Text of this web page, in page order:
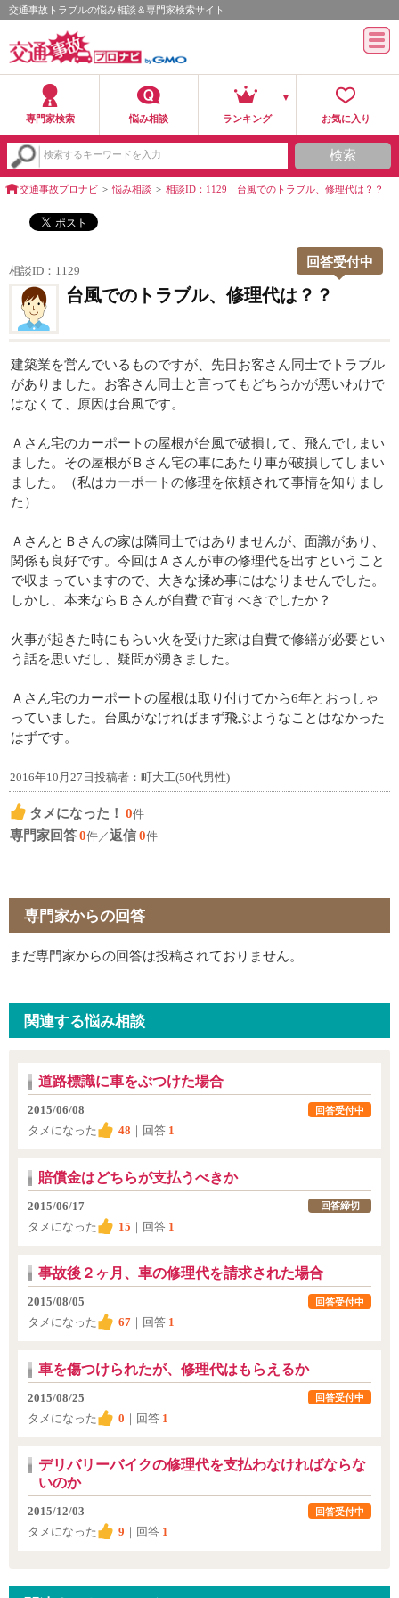
交通事故トラブルの悩み相談＆専門家検索サイト
専門家検索 悩み相談 ランキング お気に入り
検索するキーワードを入力 検索
交通事故プロナビ 悩み相談 相談ID：1129 台風でのトラブル、修理代は？？
相談ID：1129
回答受付中
台風でのトラブル、修理代は？？
建築業を営んでいるものですが、先日お客さん同士でトラブル
がありました。お客さん同士と言ってもどちらかが悪いわけで
はなくて、原因は台風です。
Ａさん宅のカーポートの屋根が台風で破損して、飛んでしまい
ました。その屋根がＢさん宅の車にあたり車が破損してしまい
ました。（私はカーポートの修理を依頼されて事情を知りまし
た）
ＡさんとＢさんの家は隣同士ではありませんが、面識があり、
関係も良好です。今回はＡさんが車の修理代を出すということ
で収まっていますので、大きな揉め事にはなりませんでした。
しかし、本来ならＢさんが自費で直すべきでしたか？
火事が起きた時にもらい火を受けた家は自費で修繕が必要とい
う話を思いだし、疑問が湧きました。
Ａさん宅のカーポートの屋根は取り付けてから6年とおっしゃ
っていました。台風がなければまず飛ぶようなことはなかった
はずです。
2016年10月27日投稿者：町大工(50代男性)
タメになった！ 0件
専門家回答0件／返信0件
専門家からの回答
まだ専門家からの回答は投稿されておりません。
関連する悩み相談
道路標識に車をぶつけた場合
2015/06/08
タメになった
48 ｜回答 1
回答受付中
賠償金はどちらが支払うべきか
2015/06/17
タメになった
15 ｜回答 1
回答締切
事故後２ヶ月、車の修理代を請求された場合
2015/08/05
タメになった
67 ｜回答 1
回答受付中
車を傷つけられたが、修理代はもらえるか
2015/08/25
タメになった
0 ｜回答 1
回答受付中
デリバリーバイクの修理代を支払わなければならな
いのか
2015/12/03
タメになった
9 ｜回答 1
回答受付中